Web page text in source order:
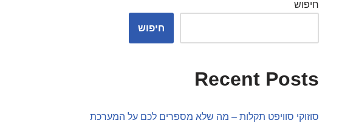
חיפוש
חיפוש
Recent Posts
סוזוקי סוויפט תקלות – מה שלא מספרים לכם על המערכת